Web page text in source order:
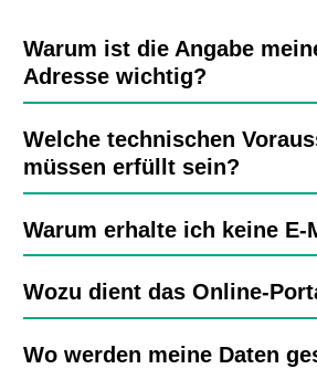
Warum ist die Angabe
Adresse wichtig?
Welche technischen
müssen erfüllt sein?
Warum erhalte ich keine E-
Wozu dient das Online-
Wo werden meine Daten